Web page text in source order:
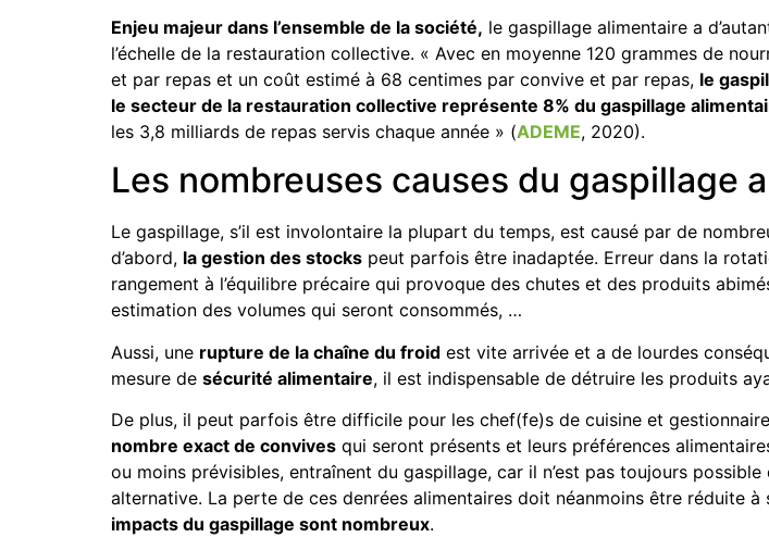
Enjeu majeur dans l’ensemble de la société, le gaspillage alimentaire a
l’échelle de la restauration collective. « Avec en moyenne 120 grammes de
et par repas et un coût estimé à 68 centimes par convive et par repas, le
le secteur de la restauration collective représente 8% du gaspillage
les 3,8 milliards de repas servis chaque année » (ADEME, 2020).
Les nombreuses causes du gaspillage
Le gaspillage, s’il est involontaire la plupart du temps, est causé par de
d’abord, la gestion des stocks peut parfois être inadaptée. Erreur dans la
rangement à l’équilibre précaire qui provoque des chutes et des produits
estimation des volumes qui seront consommés, …
Aussi, une rupture de la chaîne du froid est vite arrivée et a de lourdes
mesure de sécurité alimentaire, il est indispensable de détruire les produits
De plus, il peut parfois être difficile pour les chef(fe)s de cuisine et
nombre exact de convives qui seront présents et leurs préférences
ou moins prévisibles, entraînent du gaspillage, car il n’est pas toujours
alternative. La perte de ces denrées alimentaires doit néanmoins être réduite à
impacts du gaspillage sont nombreux.